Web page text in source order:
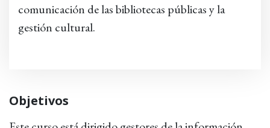
comunicación de las bibliotecas públicas y la
gestión cultural.
Objetivos